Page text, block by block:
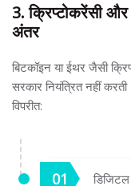
3. क्रिप्टोकरेंसी
अंतर
बिटकॉइन या ईथर जैसी
सरकार नियंत्रित नहीं
विपरीत: